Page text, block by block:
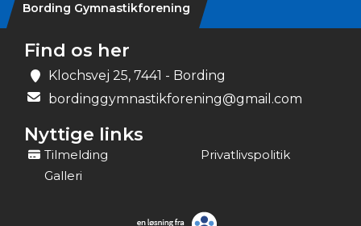
Bording Gymnastikforening
Find os her
Klochsvej 25, 7441 - Bording
bordinggymnastikforening@gmail.com
Nyttige links
Tilmelding
Privatlivspolitik
Galleri